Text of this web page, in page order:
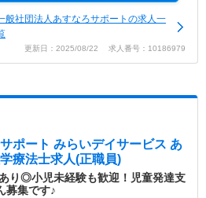
般社団法人あすなろサポートの求人一
更新日：2025/08/22 求人番号：10186979
ポート みらいデイサービス あ
療法士求人(正職員)
り◎小児未経験も歓迎！児童発達支
募集です♪